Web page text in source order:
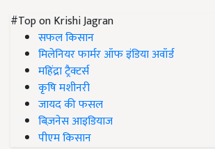
#Top on Krishi Jagran
सफल किसान
मिलेनियर फार्मर ऑफ इंडिया अवॉर्ड
महिंद्रा ट्रैक्टर्स
कृषि मशीनरी
जायद की फसल
बिज़नेस आइडियाज
पीएम किसान